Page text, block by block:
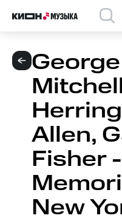
George
Allen,
Fisher -
New